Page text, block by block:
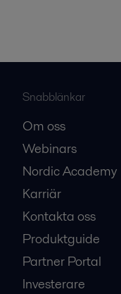
Snabblänkar
Om oss
Webinars
Nordic Academy
Karriär
Kontakta oss
Produktguide
Partner Portal
Investerare